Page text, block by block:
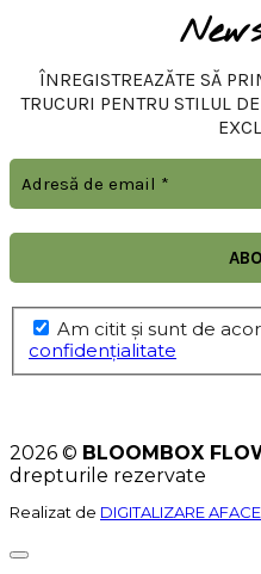
ÎNREGISTREAZĂTE SĂ
TRUCURI PENTRU STILUL
Am citit şi sunt de
confidențialitate
2026 © BLOOMBOX
drepturile rezervate
Realizat de DIGITALIZARE